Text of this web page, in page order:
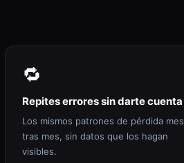
🔁
Repites errores sin darte cuenta
Los mismos patrones de pérdida mes
tras mes, sin datos que los hagan
visibles.